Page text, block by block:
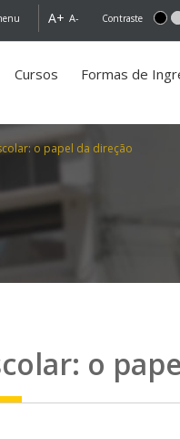
A+ A- Contraste
Cursos Formas de
o papel da direção
o